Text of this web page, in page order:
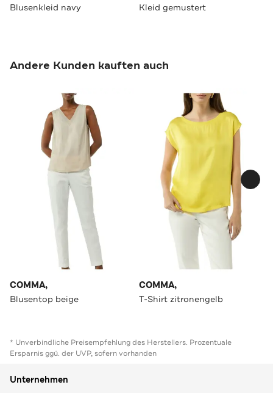
Blusenkleid navy Kleid gemustert
Andere Kunden kauften auch
COMMA,
Blusentop beige
COMMA,
T-Shirt zitronengelb
* Unverbindliche Preisempfehlung des Herstellers. Prozentuale
Ersparnis ggü. der UVP, sofern vorhanden
Unternehmen